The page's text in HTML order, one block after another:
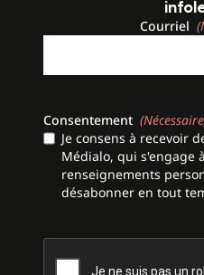
Courriel
Consentement
Je consens à recevoir
Médialo, qui s'engage
renseignements
désabonner en tout